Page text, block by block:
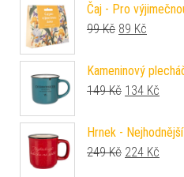
Čaj - Pro
99Kč Původní
89 Kč
Kameninový
149Kč Původní
134 Kč
Hrnek -
249Kč Původní
224 Kč